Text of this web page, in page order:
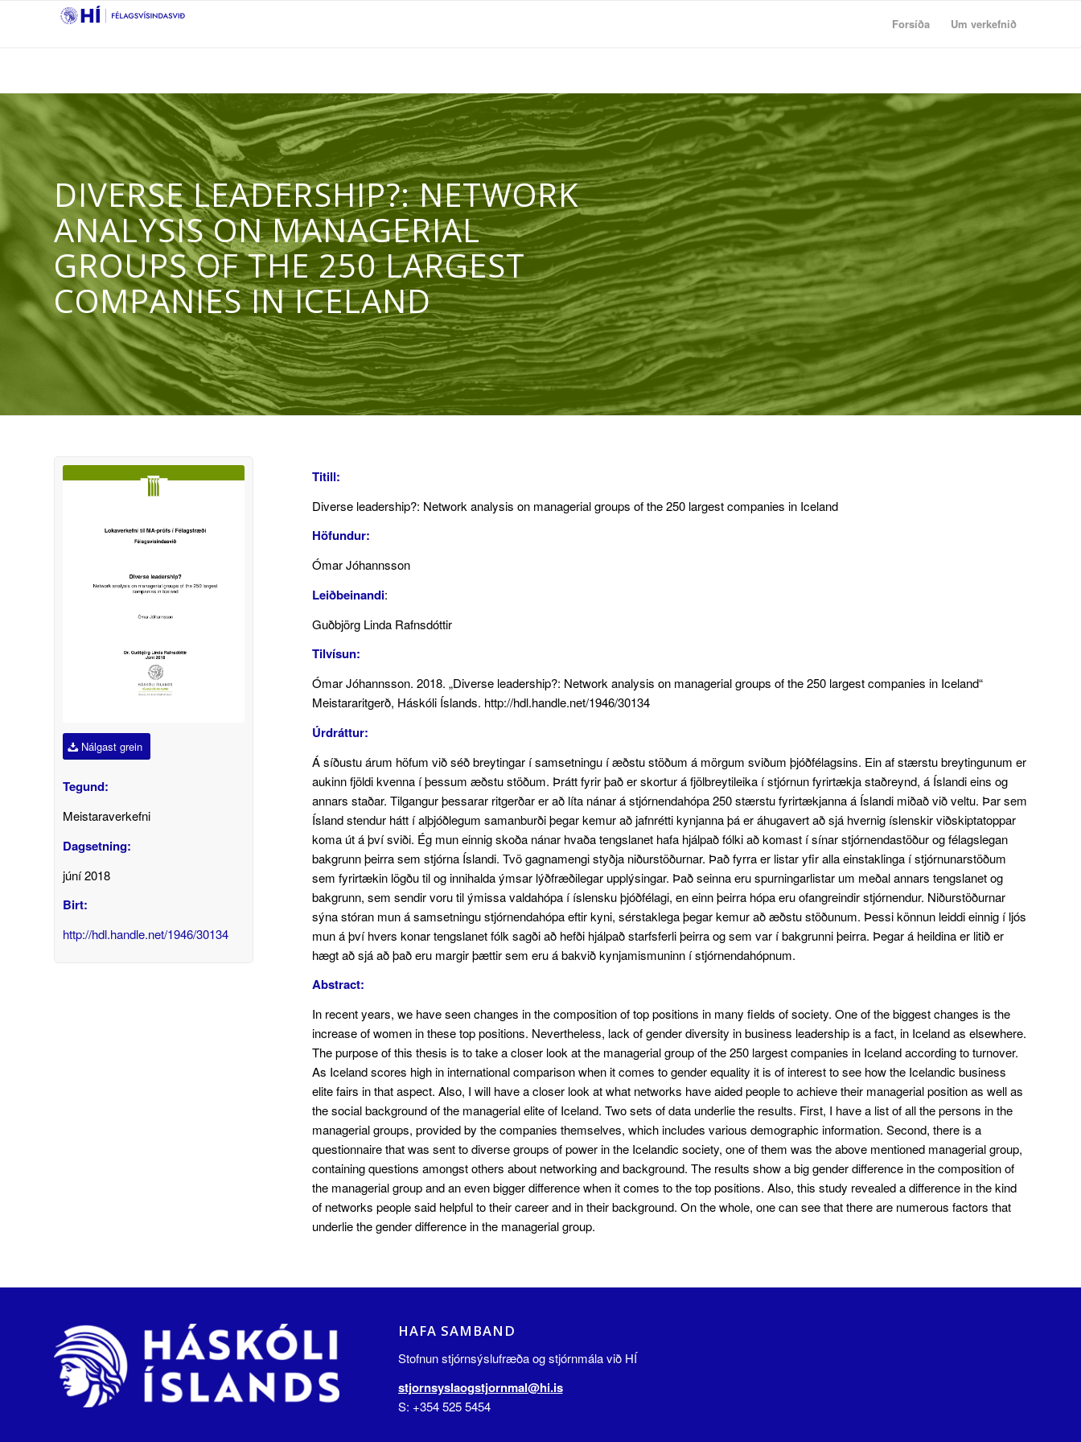
Forsíða Um verkefnið
DIVERSE LEADERSHIP?: NETWORK
ANALYSIS ON MANAGERIAL
GROUPS OF THE 250 LARGEST
COMPANIES IN ICELAND
Nálgast grein
Tegund:
Meistaraverkefni
Dagsetning:
júní 2018
Birt:
http://hdl.handle.net/1946/30134
Titill:
Diverse leadership?: Network analysis on managerial groups of the 250 largest companies in Iceland
Höfundur:
Ómar Jóhannsson
Leiðbeinandi:
Guðbjörg Linda Rafnsdóttir
Tilvísun:
Ómar Jóhannsson. 2018. „Diverse leadership?: Network analysis on managerial groups of the 250 largest companies in Iceland“
Meistararitgerð, Háskóli Íslands. http://hdl.handle.net/1946/30134
Úrdráttur:
Á síðustu árum höfum við séð breytingar í samsetningu í æðstu stöðum á mörgum sviðum þjóðfélagsins. Ein af stærstu breytingunum er
aukinn fjöldi kvenna í þessum æðstu stöðum. Þrátt fyrir það er skortur á fjölbreytileika í stjórnun fyrirtækja staðreynd, á Íslandi eins og
annars staðar. Tilgangur þessarar ritgerðar er að líta nánar á stjórnendahópa 250 stærstu fyrirtækjanna á Íslandi miðað við veltu. Þar sem
Ísland stendur hátt í alþjóðlegum samanburði þegar kemur að jafnrétti kynjanna þá er áhugavert að sjá hvernig íslenskir viðskiptatoppar
koma út á því sviði. Ég mun einnig skoða nánar hvaða tengslanet hafa hjálpað fólki að komast í sínar stjórnendastöður og félagslegan
bakgrunn þeirra sem stjórna Íslandi. Tvö gagnamengi styðja niðurstöðurnar. Það fyrra er listar yfir alla einstaklinga í stjórnunarstöðum
sem fyrirtækin lögðu til og innihalda ýmsar lýðfræðilegar upplýsingar. Það seinna eru spurningarlistar um meðal annars tengslanet og
bakgrunn, sem sendir voru til ýmissa valdahópa í íslensku þjóðfélagi, en einn þeirra hópa eru ofangreindir stjórnendur. Niðurstöðurnar
sýna stóran mun á samsetningu stjórnendahópa eftir kyni, sérstaklega þegar kemur að æðstu stöðunum. Þessi könnun leiddi einnig í ljós
mun á því hvers konar tengslanet fólk sagði að hefði hjálpað starfsferli þeirra og sem var í bakgrunni þeirra. Þegar á heildina er litið er
hægt að sjá að það eru margir þættir sem eru á bakvið kynjamismuninn í stjórnendahópnum.
Abstract:
In recent years, we have seen changes in the composition of top positions in many fields of society. One of the biggest changes is the
increase of women in these top positions. Nevertheless, lack of gender diversity in business leadership is a fact, in Iceland as elsewhere.
The purpose of this thesis is to take a closer look at the managerial group of the 250 largest companies in Iceland according to turnover.
As Iceland scores high in international comparison when it comes to gender equality it is of interest to see how the Icelandic business
elite fairs in that aspect. Also, I will have a closer look at what networks have aided people to achieve their managerial position as well as
the social background of the managerial elite of Iceland. Two sets of data underlie the results. First, I have a list of all the persons in the
managerial groups, provided by the companies themselves, which includes various demographic information. Second, there is a
questionnaire that was sent to diverse groups of power in the Icelandic society, one of them was the above mentioned managerial group,
containing questions amongst others about networking and background. The results show a big gender difference in the composition of
the managerial group and an even bigger difference when it comes to the top positions. Also, this study revealed a difference in the kind
of networks people said helpful to their career and in their background. On the whole, one can see that there are numerous factors that
underlie the gender difference in the managerial group.
HAFA SAMBAND
Stofnun stjórnsýslufræða og stjórnmála við HÍ
stjornsyslaogstjornmal@hi.is
S: +354 525 5454